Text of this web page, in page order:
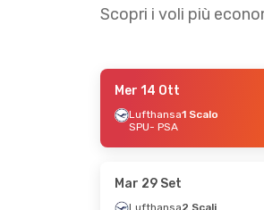
Scopri i voli più
- Dom 6 Set
Mer 14 Ott
Lufthansa1 Scalo
SPU- PSA
Mar 29 Set
Lufthansa2 Scali